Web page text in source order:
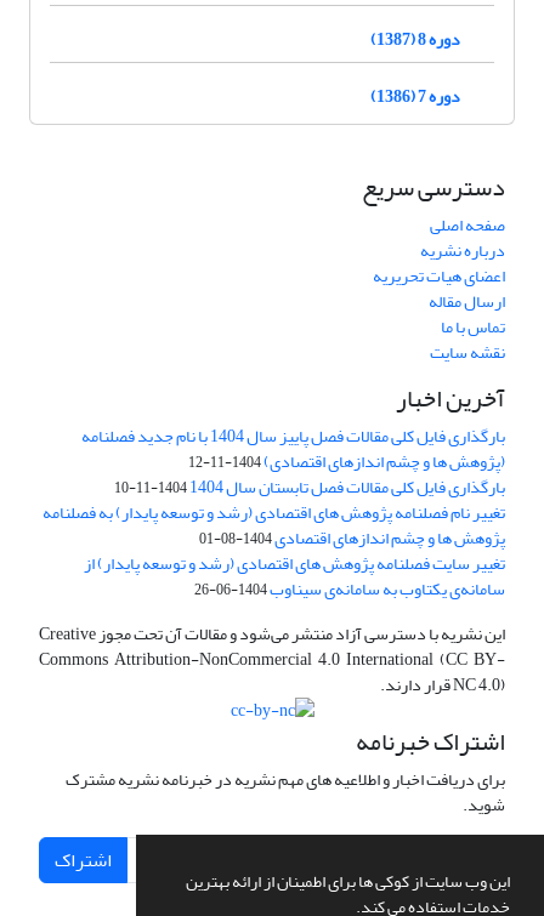
این وب سایت از کوکی ها برای اطمینان از ارائه بهترین
خدمات استفاده می کند.
دوره 8 (1387)
دوره 7 (1386)
دسترسی سریع
صفحه اصلی
درباره نشریه
اعضای هیات تحریریه
ارسال مقاله
تماس با ما
نقشه سایت
آخرین اخبار
بارگذاری فایل کلی مقالات فصل پاییز سال 1404 با نام جدید فصلنامه
(پژوهش ها و چشم اندازهای اقتصادی)1404-11-12
بارگذاری فایل کلی مقالات فصل تابستان سال 1404 1404-11-10
تغییر نام فصلنامه پژوهش های اقتصادی (رشد و توسعه پایدار) به فصلنامه
پژوهش ها و چشم اندازهای اقتصادی1404-08-01
تغییر سایت فصلنامه پژوهش های اقتصادی (رشد و توسعه پایدار) از
سامانه‌ی یکتاوب به سامانه‌ی سیناوب1404-06-26
این نشریه با دسترسی آزاد منتشر می‌شود و مقالات آن تحت مجوز Creative
Commons Attribution-NonCommercial 4.0 International (CC BY-
NC 4.0) قرار دارند.
اشتراک خبرنامه
برای دریافت اخبار و اطلاعیه های مهم نشریه در خبرنامه نشریه مشترک
شوید.
اشتراک